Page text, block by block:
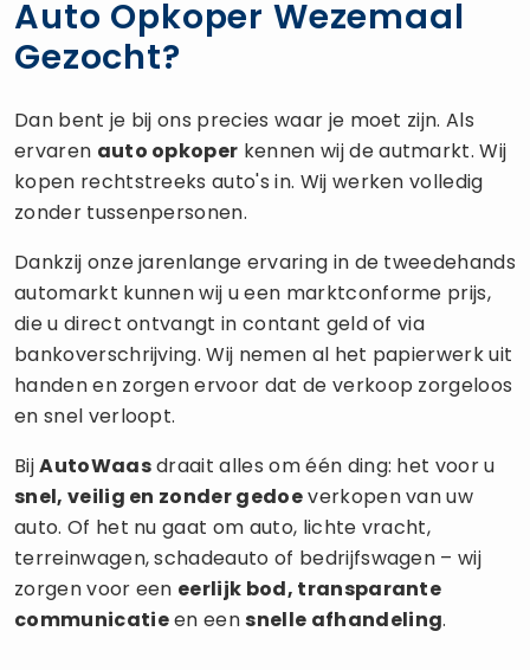
Auto Opkoper Wezemaal
Gezocht?
Dan bent je bij ons precies waar je moet zijn. Als
ervaren auto opkoper kennen wij de autmarkt. Wij
kopen rechtstreeks auto's in. Wij werken volledig
zonder tussenpersonen.
Dankzij onze jarenlange ervaring in de tweedehands
automarkt kunnen wij u een marktconforme prijs,
die u direct ontvangt in contant geld of via
bankoverschrijving. Wij nemen al het papierwerk uit
handen en zorgen ervoor dat de verkoop zorgeloos
en snel verloopt.
BijAutoWaasdraait alles om één ding: het voor u
snel, veilig en zonder gedoeverkopen van uw
auto. Of het nu gaat om auto, lichte vracht,
terreinwagen, schadeauto of bedrijfswagen – wij
zorgen voor een eerlijk bod, transparante
communicatieen eensnelle afhandeling.